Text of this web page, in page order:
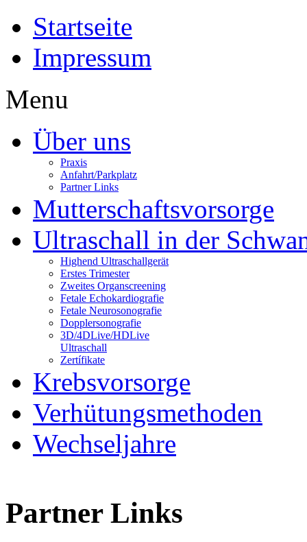
Startseite
Impressum
Menu
Über uns
Praxis
Anfahrt/Parkplatz
Partner Links
Mutterschaftsvorsorge
Ultraschall in der
Highend Ultraschallgerät
Erstes Trimester
Zweites Organscreening
Fetale Echokardiografie
Fetale Neurosonografie
Dopplersonografie
3D/4DLive/HDLive
Ultraschall
Zertífikate
Krebsvorsorge
Verhütungsmethoden
Wechseljahre
Partner Links